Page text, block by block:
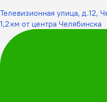
Телевизионная улица, д.12,
1,2 км от центра Челябинска